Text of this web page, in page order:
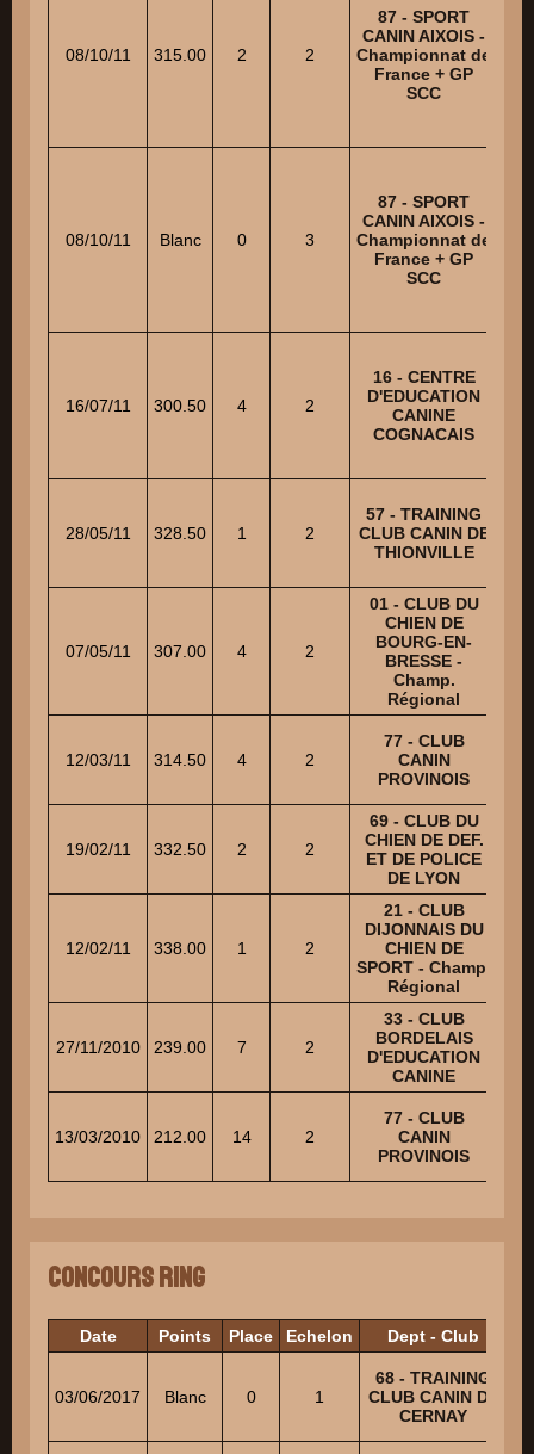
08/10/11 315.00 2 2
87 - SPORT
CANIN AIXOIS -
Championnat de
France + GP
SCC
08/10/11 Blanc 0 3
87 - SPORT
CANIN AIXOIS -
Championnat de
France + GP
SCC
16/07/11 300.50 4 2
16 - CENTRE
D'EDUCATION
CANINE
COGNACAIS
28/05/11 328.50 1 2
57 - TRAINING
CLUB CANIN DE
THIONVILLE
07/05/11 307.00 4 2
01 - CLUB DU
CHIEN DE
BOURG-EN-
BRESSE -
Champ.
Régional
12/03/11 314.50 4 2
77 - CLUB
CANIN
PROVINOIS
19/02/11 332.50 2 2
69 - CLUB DU
CHIEN DE DEF.
ET DE POLICE
DE LYON
12/02/11 338.00 1 2
21 - CLUB
DIJONNAIS DU
CHIEN DE
SPORT - Champ.
Régional
27/11/2010 239.00 7 2
33 - CLUB
BORDELAIS
D'EDUCATION
CANINE
13/03/2010 212.00 14 2
77 - CLUB
CANIN
PROVINOIS
Concours Ring
Date Points Place Echelon Dept - Club
03/06/2017 Blanc 0 1
68 - TRAINING
CLUB CANIN DE
CERNAY